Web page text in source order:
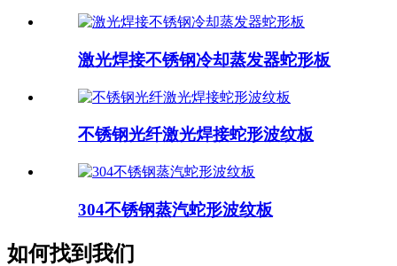
激光焊接不锈钢冷却蒸发器蛇形板
不锈钢光纤激光焊接蛇形波纹板
304不锈钢蒸汽蛇形波纹板
如何找到我们